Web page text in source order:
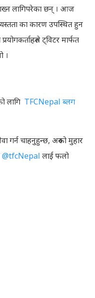
लागिपरेका छन् । आज
का कारण उपस्थित हुन
ट्विटर मार्फत
।
लागि TFCNepal ब्लग
गर्न चाहनुहुन्छ, अरुको मुहार
@tfcNepal लाई फलो